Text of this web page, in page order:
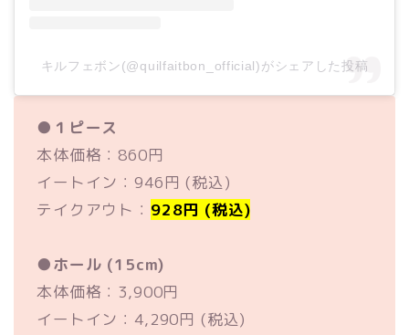
キルフェボン(@quilfaitbon_official)がシェアした投稿
● １ピース
本体価格：860円
イートイン：946円 (税込)
テイクアウト： 928円 (税込)
●ホール (15cm)
本体価格：3,900円
イートイン：4,290円 (税込)